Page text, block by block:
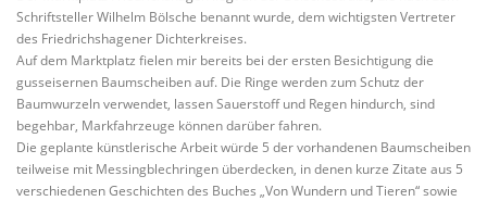
Schriftsteller Wilhelm Bölsche benannt wurde, dem wichtigsten Vertreter
des Friedrichshagener Dichterkreises.
Auf dem Marktplatz fielen mir bereits bei der ersten Besichtigung die
gusseisernen Baumscheiben auf. Die Ringe werden zum Schutz der
Baumwurzeln verwendet, lassen Sauerstoff und Regen hindurch, sind
begehbar, Markfahrzeuge können darüber fahren.
Die geplante künstlerische Arbeit würde 5 der vorhandenen Baumscheiben
teilweise mit Messingblechringen überdecken, in denen kurze Zitate aus 5
verschiedenen Geschichten des Buches „Von Wundern und Tieren“ sowie